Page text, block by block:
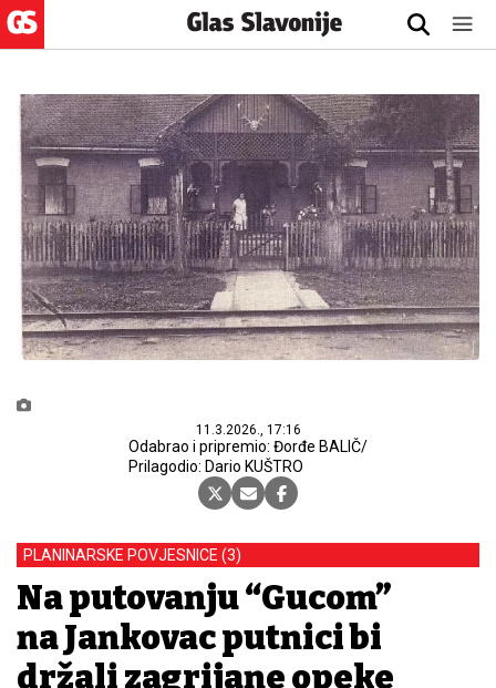
11.3.2026., 17:16
Odabrao i pripremio: Đorđe BALIČ/
Prilagodio: Dario KUŠTRO
PLANINARSKE POVJESNICE (3)
Na putovanju “Gucom”
na Jankovac putnici bi
držali zagrijane opeke